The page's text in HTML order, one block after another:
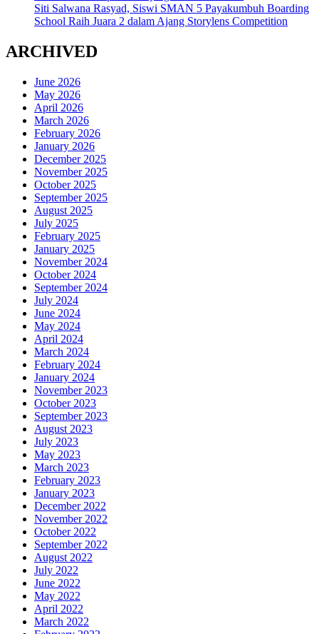
Siti Salwana Rasyad, Siswi SMAN 5 Payakumbuh Boarding
School Raih Juara 2 dalam Ajang Storylens Competition
ARCHIVED
June 2026
May 2026
April 2026
March 2026
February 2026
January 2026
December 2025
November 2025
October 2025
September 2025
August 2025
July 2025
February 2025
January 2025
November 2024
October 2024
September 2024
July 2024
June 2024
May 2024
April 2024
March 2024
February 2024
January 2024
November 2023
October 2023
September 2023
August 2023
July 2023
May 2023
March 2023
February 2023
January 2023
December 2022
November 2022
October 2022
September 2022
August 2022
July 2022
June 2022
May 2022
April 2022
March 2022